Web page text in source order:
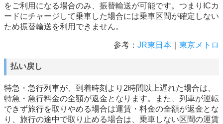
をご利用になる場合のみ、振替輸送が可能です。つまりICカ
ードにチャージして乗車した場合には乗車区間が確定しない
ため振替輸送を利用できません。
参考： JR東日本 東京メトロ
払い戻し
特急・急行列車が、到着時刻より2時間以上遅れた場合は、
特急・急行料金の全額が返金となります。また、列車が運転
できず旅行を取りやめる場合は運賃・料金の全額が返金とな
り、旅行の途中で取り止める場合は、乗車しない区間の運賃